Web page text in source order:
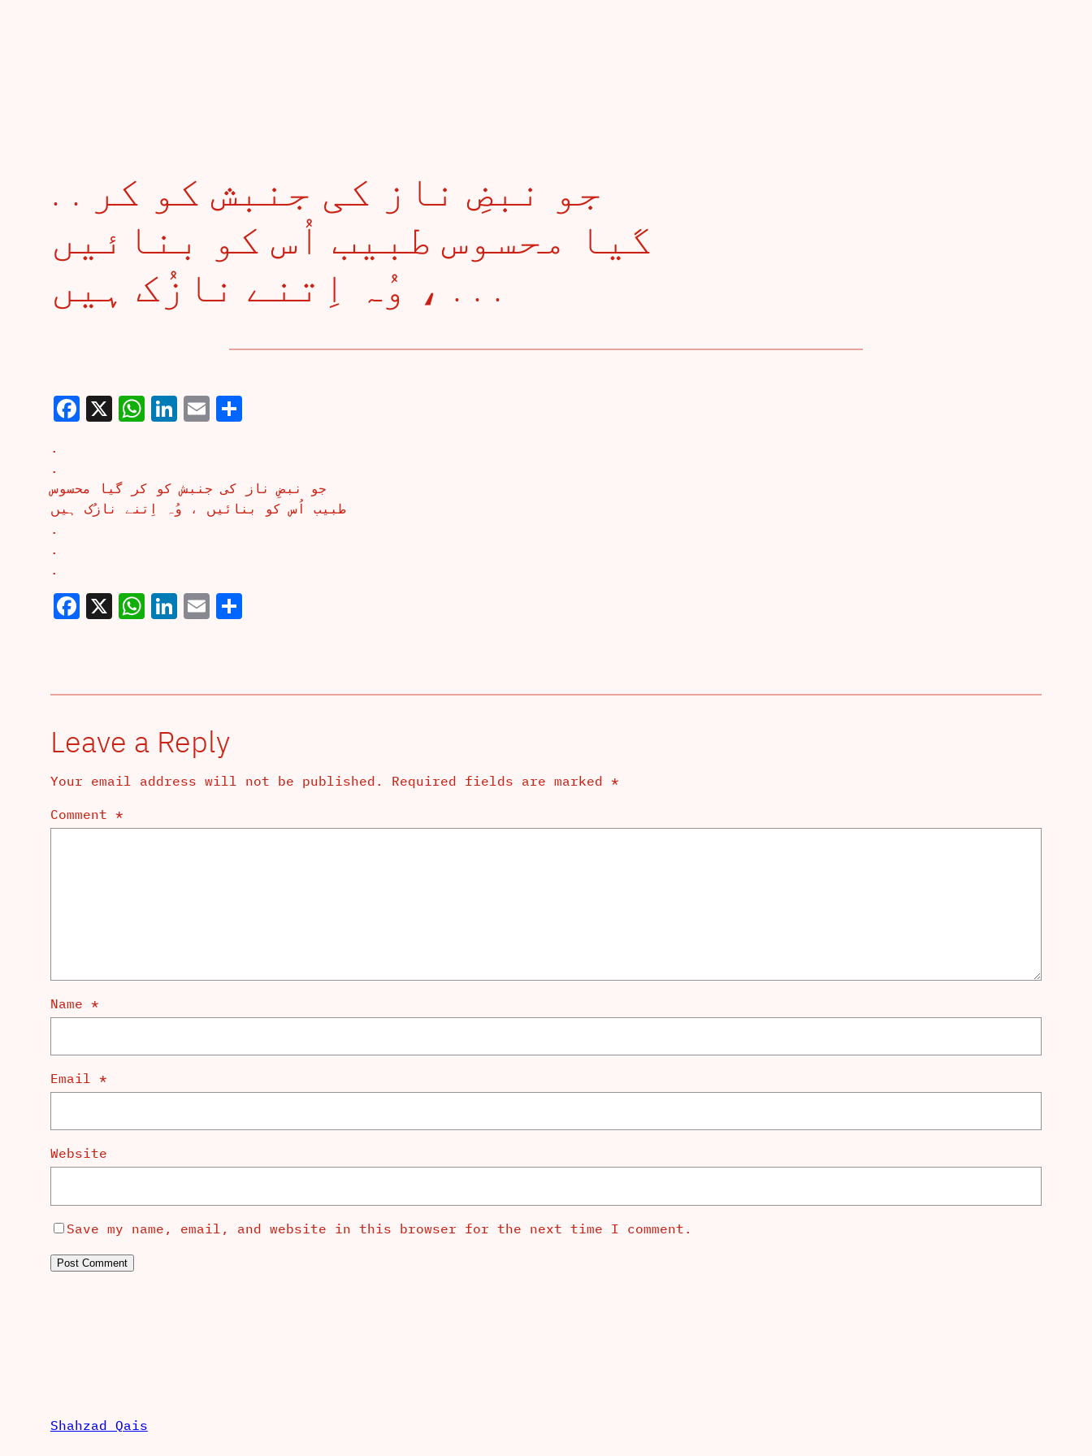
. . جو نبضِ ناز کی جنبش کو کر
گیا محسوس طبیب اُس کو بنائیں
، وُہ اِتنے نازُک ہیں . . .
Facebook
X WhatsApp
LinkedIn
EmailShare
.
.
جو نبضِ ناز کی جنبش کو کر گیا محسوس
طبیب اُس کو بنائیں ، وُہ اِتنے نازُک ہیں
.
.
.
Facebook
X WhatsApp
LinkedIn
EmailShare
Leave a Reply
Your email address will not be published. Required fields are marked *
Comment *
Name *
Email *
Website
Save my name, email, and website in this browser for the next time I comment.
Shahzad Qais